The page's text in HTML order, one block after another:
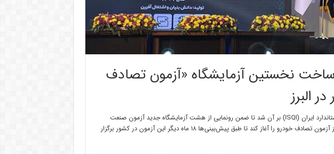
ساخت نخستین آزمایشگاه «آزمون تصادف
البرز
شرکت بازرسی کیفیت و استاندارد ایران (ISQI) بر آن شد تا ضمن رونمایی از هشت آزمایشگاه جدید آزمون صنعت
خودرو، عملیات اجرایی مرکز آزمون تصادف خودرو را آغاز کند تا طبق پیش‌بینی‌ها ١٨ ماه دیگر این آزمون در کشور برگزار